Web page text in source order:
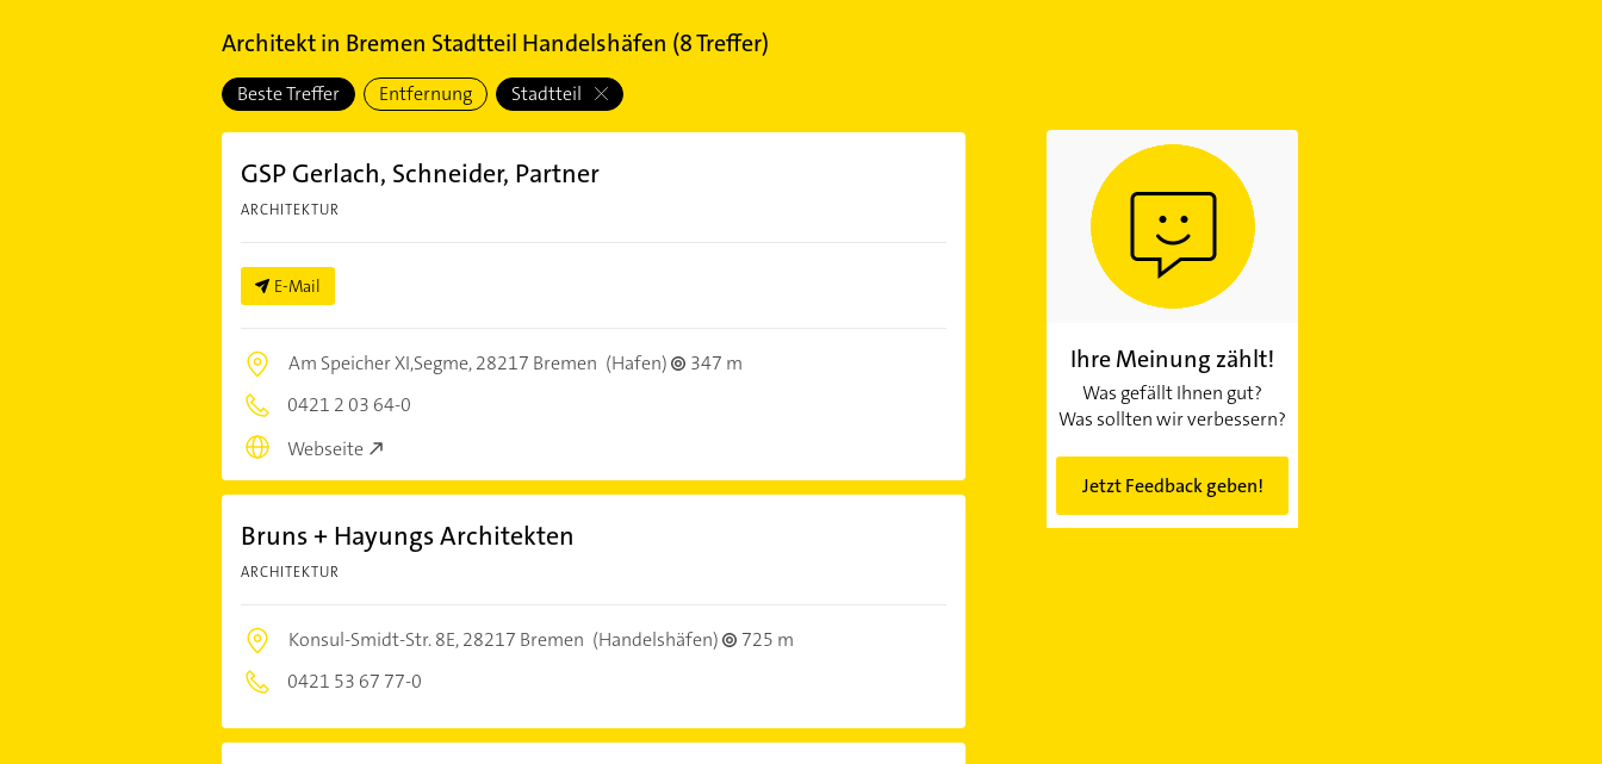
Architektin Bremen Stadtteil Handelshäfen (8Treffer)
Beste Treffer Entfernung Stadtteil
GSP Gerlach, Schneider, Partner
ARCHITEKTUR
E-Mail
Am Speicher XI,Segme,28217 Bremen (Hafen)
347 m
0421 2 03 64-0
Webseite
Bruns + Hayungs Architekten
ARCHITEKTUR
Konsul-Smidt-Str. 8E,28217 Bremen (Handelshäfen)
725 m
0421 53 67 77-0
Ihre Meinung zählt!
Was gefällt Ihnen gut?
Was sollten wir verbessern?
Jetzt Feedback geben!